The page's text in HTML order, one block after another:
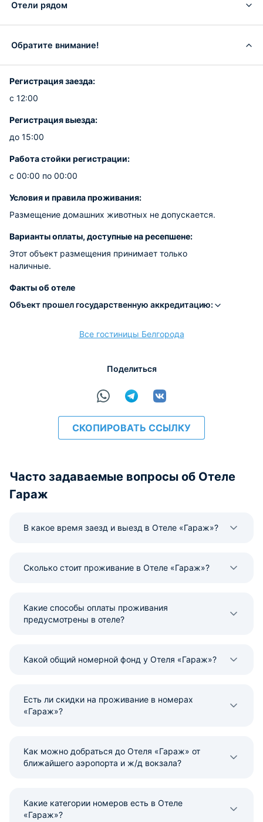
Отели рядом
Обратите внимание!
Регистрация заезда:
с 12:00
Регистрация выезда:
до 15:00
Работа стойки регистрации:
с 00:00 по 00:00
Условия и правила проживания:
Размещение домашних животных не допускается.
Варианты оплаты, доступные на ресепшене:
Этот объект размещения принимает только
наличные.
Факты об отеле
Объект прошел государственную аккредитацию:
Все гостиницы Белгорода
Поделиться
СКОПИРОВАТЬ ССЫЛКУ
Часто задаваемые вопросы об Отеле
Гараж
В какое время заезд и выезд в Отеле «Гараж»?
Сколько стоит проживание в Отеле «Гараж»?
Какие способы оплаты проживания
предусмотрены в отеле?
Какой общий номерной фонд у Отеля «Гараж»?
Есть ли скидки на проживание в номерах
«Гараж»?
Как можно добраться до Отеля «Гараж» от
ближайшего аэропорта и ж/д вокзала?
Какие категории номеров есть в Отеле
«Гараж»?